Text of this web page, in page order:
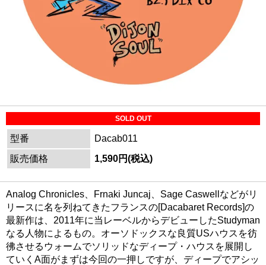
SOLD OUT
型番
Dacab011
販売価格
1,590円(税込)
Analog Chronicles、Frnaki Juncaj、Sage Caswellなどがリ
リースに名を列ねてきたフランスの[Dacabaret Records]の
最新作は、2011年に当レーベルからデビューしたStudyman
なる人物によるもの。オーソドックスな良質USハウスを彷
彿させるウォームでソリッドなディープ・ハウスを展開し
ていくA面がまずは今回の一押しですが、ディープでアシッ